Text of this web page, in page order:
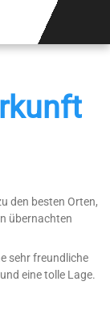
den besten Orten,
übernachten
sehr freundliche
eine tolle Lage.